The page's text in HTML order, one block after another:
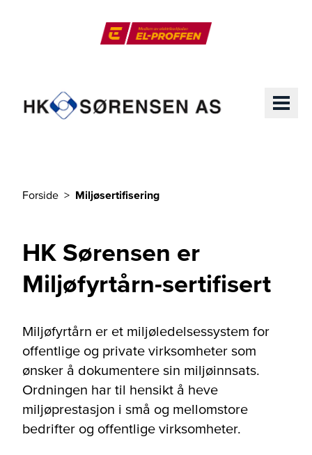
Forside Miljøsertifisering
HK Sørensen er
Miljøfyrtårn-sertifisert
Miljøfyrtårn er et miljøledelsessystem for
offentlige og private virksomheter som
ønsker å dokumentere sin miljøinnsats.
Ordningen har til hensikt å heve
miljøprestasjon i små og mellomstore
bedrifter og offentlige virksomheter.